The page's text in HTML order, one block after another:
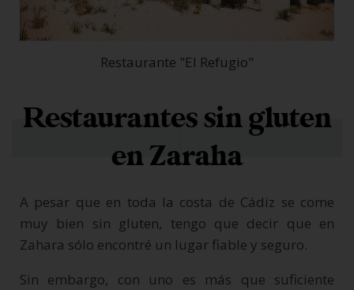
Restaurante "El Refugio"
Restaurantes sin gluten
en Zaraha
A pesar que en toda la costa de Cádiz se come
muy bien sin gluten, tengo que decir que en
Zahara sólo encontré un lugar fiable y seguro.
Sin embargo, con uno es más que suficiente